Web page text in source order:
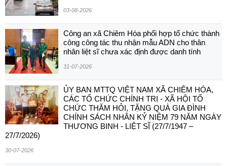
03-08-2026
Công an xã Chiêm Hóa phối hợp tổ chức thành
công công tác thu nhận mẫu ADN cho thân
nhân liệt sĩ chưa xác định được danh tính
31-07-2026
ỦY BAN MTTQ VIỆT NAM XÃ CHIÊM HÓA,
CÁC TỔ CHỨC CHÍNH TRỊ - XÃ HỘI TỔ
CHỨC THĂM HỎI, TẶNG QUÀ GIA ĐÌNH
CHÍNH SÁCH NHÂN KỶ NIỆM 79 NĂM NGÀY
THƯƠNG BINH - LIỆT SĨ (27/7/1947 –
27/7/2026)
30-07-2026